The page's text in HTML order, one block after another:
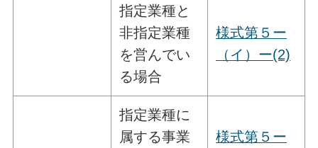
指定業種と
非指定業種
を営んでい
る場合
様式第５ー
（イ）ー(2)
指定業種に
属する事業
様式第５ー